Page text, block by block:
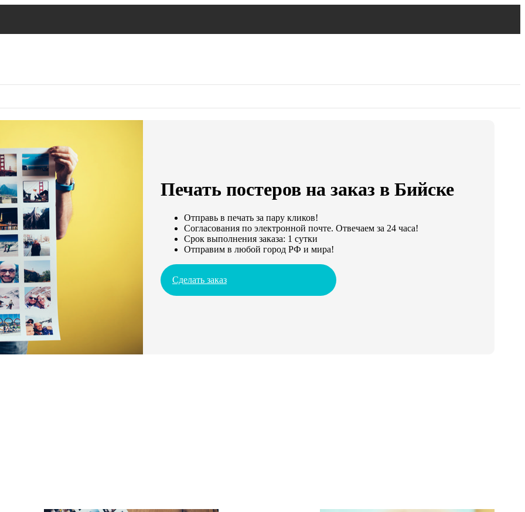
Печать постеров на заказ в Бийске
Отправь в печать за пару кликов!
Согласования по электронной почте. Отвечаем за 24 часа!
Срок выполнения заказа: 1 сутки
Отправим в любой город РФ и мира!
Сделать заказ